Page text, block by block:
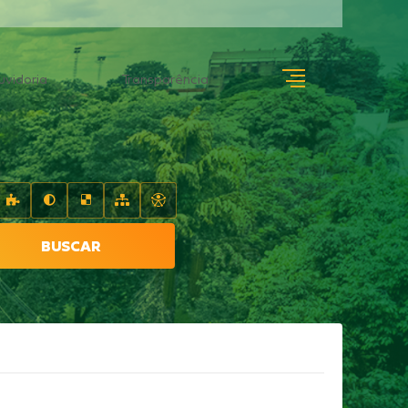
Transparência
BUSCAR